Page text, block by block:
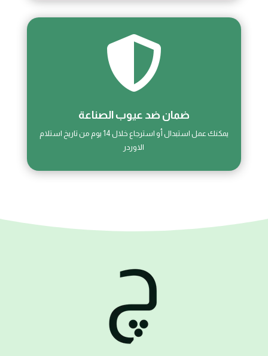

ضمان ضد عيوب الصناعة
يمكنك عمل استبدال أو استرجاع خلال 14 يوم من تاريخ استلام
الاوردر